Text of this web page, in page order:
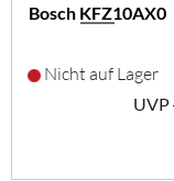
Bosch KFZ10AX0
Nicht auf Lager
UVP